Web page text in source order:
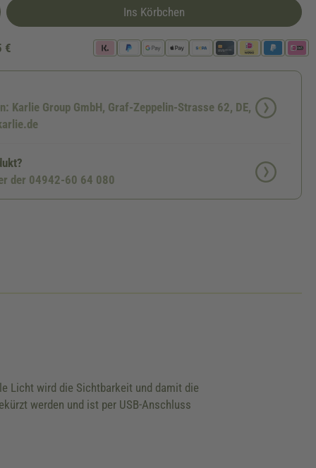
Ins Körbchen
€
Karlie Group GmbH, Graf-Zeppelin-Strasse 62, DE,
der 04942-60 64 080
Licht wird die Sichtbarkeit und damit die
werden und ist per USB-Anschluss